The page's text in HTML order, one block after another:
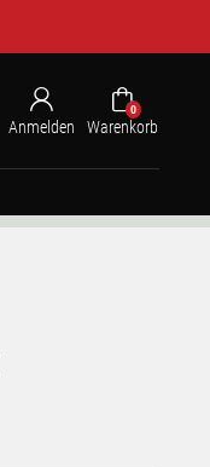
Anmelden
0
Warenkorb